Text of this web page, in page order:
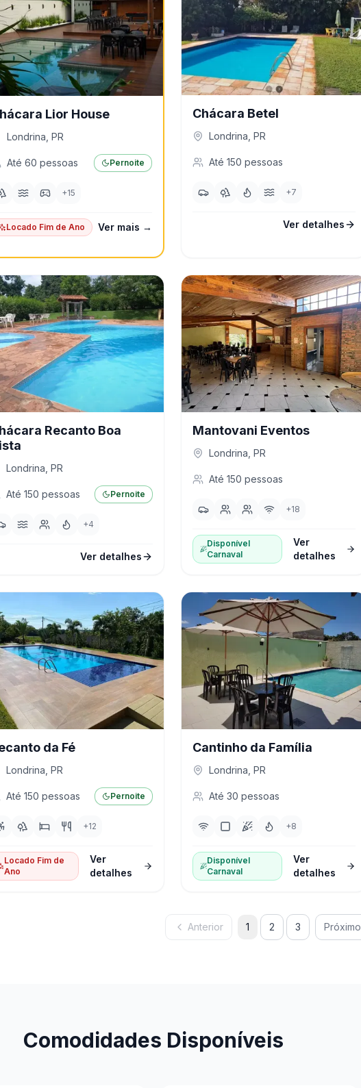
Lior House
Londrina PR
Até 60 pessoas Pernoite
+15
Locado Fim de Ano Ver mais →
Chácara Betel
Londrina PR
Até 150 pessoas
+7
Ver detalhes
Recanto Boa
Londrina PR
Até 150 pessoas Pernoite
+4
Ver detalhes
Mantovani Eventos
Londrina PR
Até 150 pessoas
+18
Disponível
Carnaval
Ver
detalhes
da Fé
Londrina PR
Até 150 pessoas Pernoite
+12
Locado Fim de
Ano
Ver
detalhes
Cantinho da Família
Londrina PR
Até 30 pessoas
+8
Disponível
Carnaval
Ver
detalhes
Anterior 1 2 3 Próximo
Comodidades Disponíveis